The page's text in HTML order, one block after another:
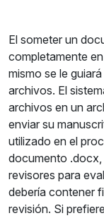
El someter un
completamente
mismo se le
archivos. El
archivos en un
enviar su
utilizado en el
documento
revisores para
debería contener
revisión. Si